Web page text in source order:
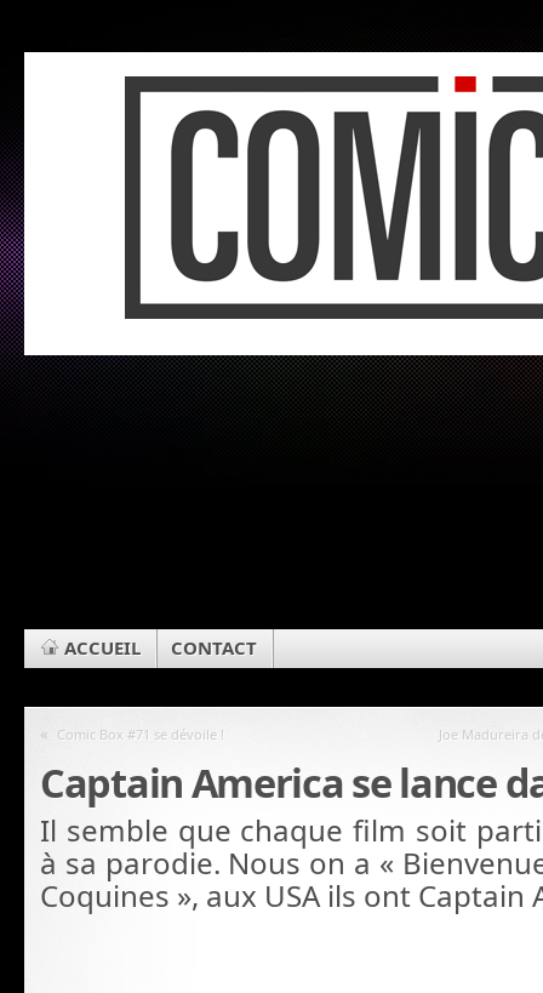
ACCUEIL CONTACT
« Comic Box #71 se dévoile ! Joe Madureira
Captain America se lance
Il semble que chaque film soit
à sa parodie. Nous on a «
Coquines », aux USA ils ont Captain